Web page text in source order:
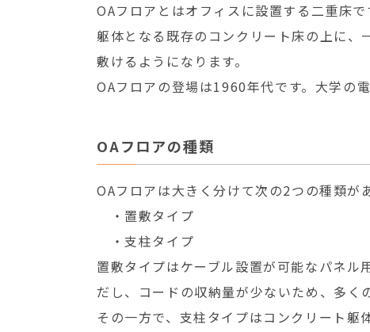
OAフロアとはオフィスに設置する二重床で
躯体となる既存のコンクリート床の上に、
敷けるようになります。
OAフロアの登場は1960年代です。大学の
OAフロアの種類
OAフロアは大きく分けて次の2つの種類が
・置敷タイプ
・支柱タイプ
置敷タイプはケーブル設置が可能なパネル
だし、コードの収納量が少ないため、多く
その一方で、支柱タイプはコンクリート